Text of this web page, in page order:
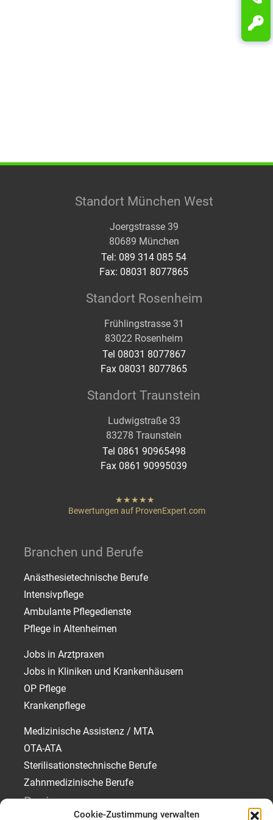
Cookie-Zustimmung verwalten
Standort München West
Joergstrasse 39
80689 München
Tel: 089 314 085 54
Fax: 08031 8077865
Standort Rosenheim
Frühlingstrasse 31
83022 Rosenheim
Tel 08031 8077867
Fax 08031 8077865
Standort Traunstein
Ludwigstraße 33
83278 Traunstein
Tel 0861 90965498
Fax 0861 90995039
hat "von
Bewertungen auf ProvenExpert.com
Branchen und Berufe
Anästhesietechnische Berufe
Intensivpflege
Ambulante Pflegedienste
Pflege in Altenheimen
Jobs in Arztpraxen
Jobs in Kliniken und Krankenhäusern
OP Pflege
Krankenpflege
Medizinische Assistenz / MTA
OTA-ATA
Sterilisationstechnische Berufe
Zahnmedizinische Berufe
Regionen